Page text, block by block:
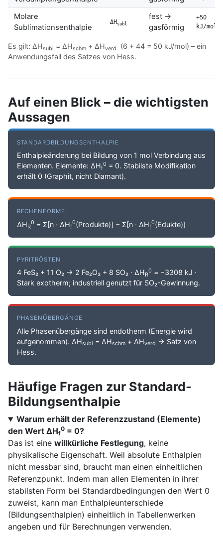
Molare
Sublimationsenthalpie
ΔH subl
fest →
gasförmig
+50
kJ/mol
Es gilt: ΔHsubl = ΔHschm + ΔHverd
(6 + 44 = 50 kJ/mol) – ein
Anwendungsfall des Satzes von Hess.
Auf einen Blick – die wichtigsten
Aussagen
STANDARDBILDUNGSENTHALPIE
Enthalpieänderung bei Bildung von 1 mol Verbindung aus
Elementen. Elemente: ΔHf
0 = 0. Stabilste Modifikation
erhält 0 (Graphit, nicht Diamant).
RECHENFORMEL
ΔHR
0 = Σ[n · ΔHf
0(Produkte)] − Σ[n · ΔHf
0(Edukte)]
PYRITRÖSTEN
4 FeS₂ + 11 O₂ → 2 Fe₂O₃ + 8 SO₂ · ΔHR
0 = −3308 kJ ·
Stark exotherm; industriell genutzt für SO₂-Gewinnung.
PHASENÜBERGÄNGE
Alle Phasenübergänge sind endotherm (Energie wird
aufgenommen). ΔHsubl = ΔHschm+ ΔHverd → Satz von
Hess.
Häufige Fragen zur Standard-
Bildungsenthalpie
Warum erhält der Referenzzustand (Elemente)
den Wert ΔHf
0 = 0?
Das ist eine willkürliche Festlegung, keine
physikalische Eigenschaft. Weil absolute Enthalpien
nicht messbar sind, braucht man einen einheitlichen
Referenzpunkt. Indem man allen Elementen in ihrer
stabilsten Form bei Standardbedingungen den Wert 0
zuweist, kann man Enthalpieunterschiede
(Bildungsenthalpien) einheitlich in Tabellenwerken
angeben und für Berechnungen verwenden.